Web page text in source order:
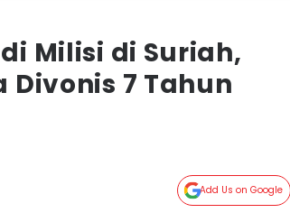
Milisi di Suriah,
7 Tahun
Add Us on Google